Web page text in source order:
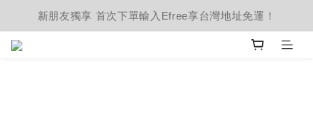
新朋友獨享 首次下單輸入Efree享台灣地址免運！